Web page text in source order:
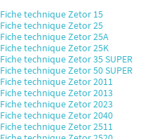
Fiche technique Zetor 15
Fiche technique Zetor 25
Fiche technique Zetor 25A
Fiche technique Zetor 25K
Fiche technique Zetor 35 SUPER
Fiche technique Zetor 50 SUPER
Fiche technique Zetor 2011
Fiche technique Zetor 2013
Fiche technique Zetor 2023
Fiche technique Zetor 2040
Fiche technique Zetor 2511